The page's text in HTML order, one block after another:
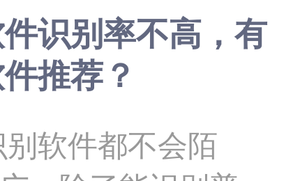
excel ocr识别软件
王。 excel
软件，用户可以轻
识别率不高，有
推荐？
软件都不会陌